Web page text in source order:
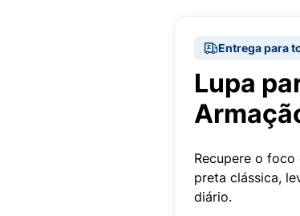
Entrega para
Lupa
Recupere o foco
preta clássica,
diário.